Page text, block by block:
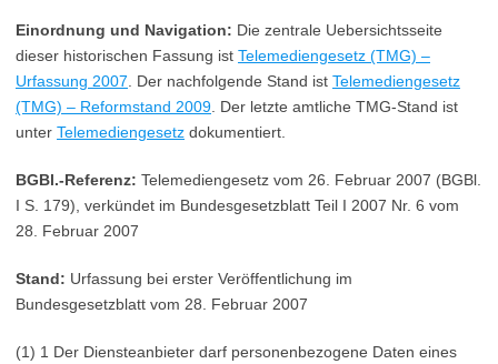
Einordnung und Navigation: Die zentrale Uebersichtsseite
dieser historischen Fassung ist Telemediengesetz (TMG) –
Urfassung 2007 . Der nachfolgende Stand ist Telemediengesetz
(TMG) – Reformstand 2009 . Der letzte amtliche TMG-Stand ist
unter Telemediengesetz dokumentiert.
BGBl.-Referenz: Telemediengesetz vom 26. Februar 2007 (BGBl.
I S. 179), verkündet im Bundesgesetzblatt Teil I 2007 Nr. 6 vom
28. Februar 2007
Stand: Urfassung bei erster Veröffentlichung im
Bundesgesetzblatt vom 28. Februar 2007
(1) 1 Der Diensteanbieter darf personenbezogene Daten eines